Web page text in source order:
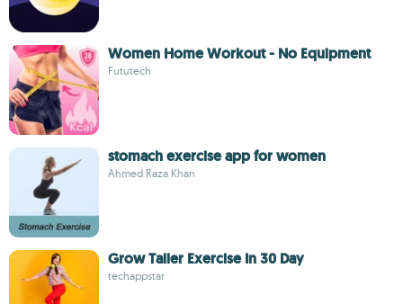
Women Home Workout - No Equipment
Fututech
stomach exercise app for women
Ahmed Raza Khan
Grow Taller Exercise In 30 Day
techappstar